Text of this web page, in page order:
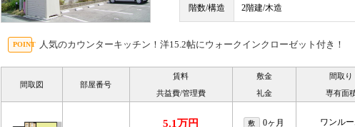
階数/構造 2階建/木造
人気のカウンターキッチン！洋15.2帖にウォークインクローゼット付き！
間取図 部屋番号
賃料
共益費/管理費
敷金
礼金
間取り
専有面
5.1万円 敷 0ヶ月
ワンル